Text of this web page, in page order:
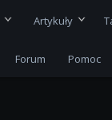
Artykuły
Forum Pomoc